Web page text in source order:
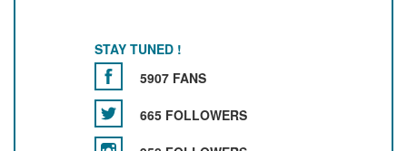
STAY TUNED !
5907 FANS
665 FOLLOWERS